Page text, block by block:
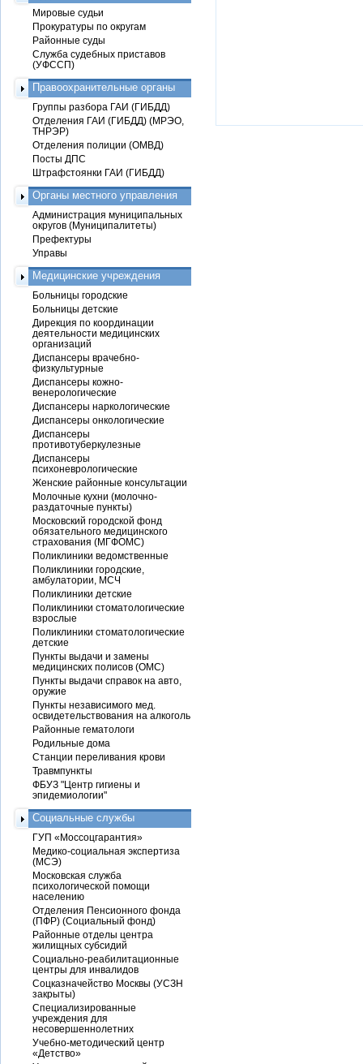
Мировые судьи
Прокуратуры по округам
Районные суды
Служба судебных приставов
(УФССП)
Правоохранительные органы
Группы разбора ГАИ (ГИБДД)
Отделения ГАИ (ГИБДД) (МРЭО,
ТНРЭР)
Отделения полиции (ОМВД)
Посты ДПС
Штрафстоянки ГАИ (ГИБДД)
Органы местного управления
Администрация муниципальных
округов (Муниципалитеты)
Префектуры
Управы
Медицинские учреждения
Больницы городские
Больницы детские
Дирекция по координации
деятельности медицинских
организаций
Диспансеры врачебно-
физкультурные
Диспансеры кожно-
венерологические
Диспансеры наркологические
Диспансеры онкологические
Диспансеры
противотуберкулезные
Диспансеры
психоневрологические
Женские районные консультации
Молочные кухни (молочно-
раздаточные пункты)
Московский городской фонд
обязательного медицинского
страхования (МГФОМС)
Поликлиники ведомственные
Поликлиники городские,
амбулатории, МСЧ
Поликлиники детские
Поликлиники стоматологические
взрослые
Поликлиники стоматологические
детские
Пункты выдачи и замены
медицинских полисов (ОМС)
Пункты выдачи справок на авто,
оружие
Пункты независимого мед.
освидетельствования на алкоголь
Районные гематологи
Родильные дома
Станции переливания крови
Травмпункты
ФБУЗ "Центр гигиены и
эпидемиологии"
Социальные службы
ГУП «Моссоцгарантия»
Медико-социальная экспертиза
(МСЭ)
Московская служба
психологической помощи
населению
Отделения Пенсионного фонда
(ПФР) (Социальный фонд)
Районные отделы центра
жилищных субсидий
Социально-реабилитационные
центры для инвалидов
Соцказначейство Москвы (УСЗН
закрыты)
Специализированные
учреждения для
несовершеннолетних
Учебно-методический центр
«Детство»